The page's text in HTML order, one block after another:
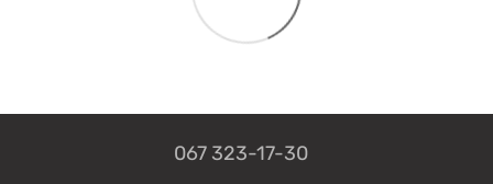
067 323-17-30